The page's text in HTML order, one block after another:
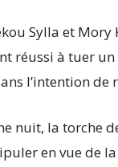
Sylla et
réussi à tuer
l’intention de
nuit, la torche
en vue de